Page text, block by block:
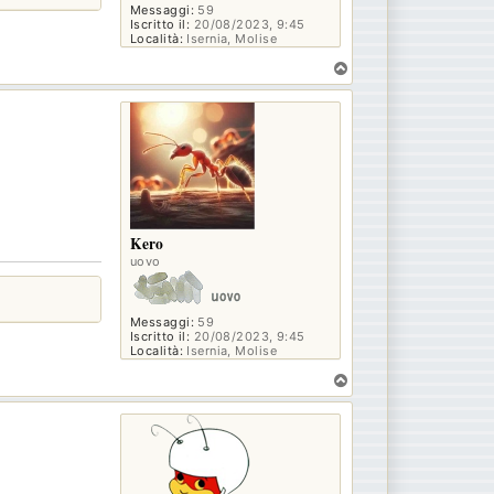
Messaggi: 59
Iscritto il: 20/08/2023, 9:45
Località: Isernia, Molise
o
Kero
uovo
Messaggi: 59
Iscritto il: 20/08/2023, 9:45
Località: Isernia, Molise
o